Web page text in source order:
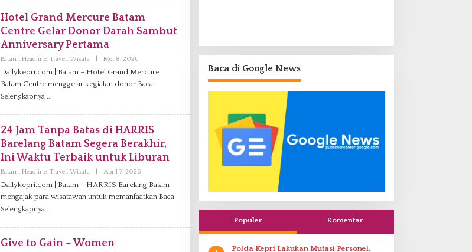
I
Hotel Grand Mercure Batam
Centre Gelar Donor Darah Sambut
Anniversary Pertama
Batam, Headline, Travel, Wisata Mei 8, 2026O
E
H
I
N
Dailykepri.com | Batam – Hotel Grand Mercure
Batam Centre menggelar kegiatan donor Baca
Selengkapnya
24 Jam Tanpa Batas di HARRIS
Barelang Batam Segera Berakhir,
Ini Waktu Terbaik untuk Liburan
Batam, Headline, Travel, Wisata April 7, 2026O
E
H
I
Dailykepri.com | Batam – HARRIS Barelang Batam
mengajak para wisatawan untuk memanfaatkan Baca
Selengkapnya
Give to Gain – Women
Baca di Google News
Populer Komentar
Polda Kepri Lakukan Mutasi Personel,